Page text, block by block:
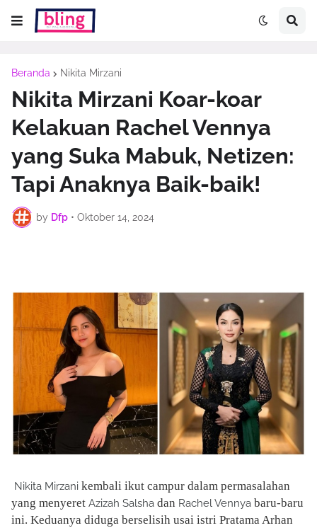
Beranda Nikita Mirzani
Nikita Mirzani Koar-koar
Kelakuan Rachel Vennya
yang Suka Mabuk, Netizen:
Tapi Anaknya Baik-baik!
by Dfp • Oktober 14, 2024
Nikita Mirzani kembali ikut campur dalam permasalahan
yang menyeret Azizah Salsha dan Rachel Vennya baru-baru
ini. Keduanya diduga berselisih usai istri Pratama Arhan